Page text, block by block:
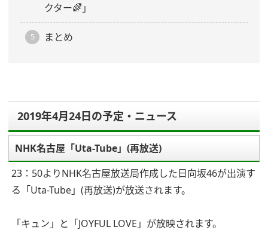
クター🌈」
まとめ
2019年4月24日の予定・ニュース
NHK名古屋「Uta-Tube」(再放送)
23：50よりNHK名古屋放送局作成した日向坂46が出演す
る「Uta-Tube」(再放送)が放送されます。
「キュン」と「JOYFUL LOVE」が放映されます。